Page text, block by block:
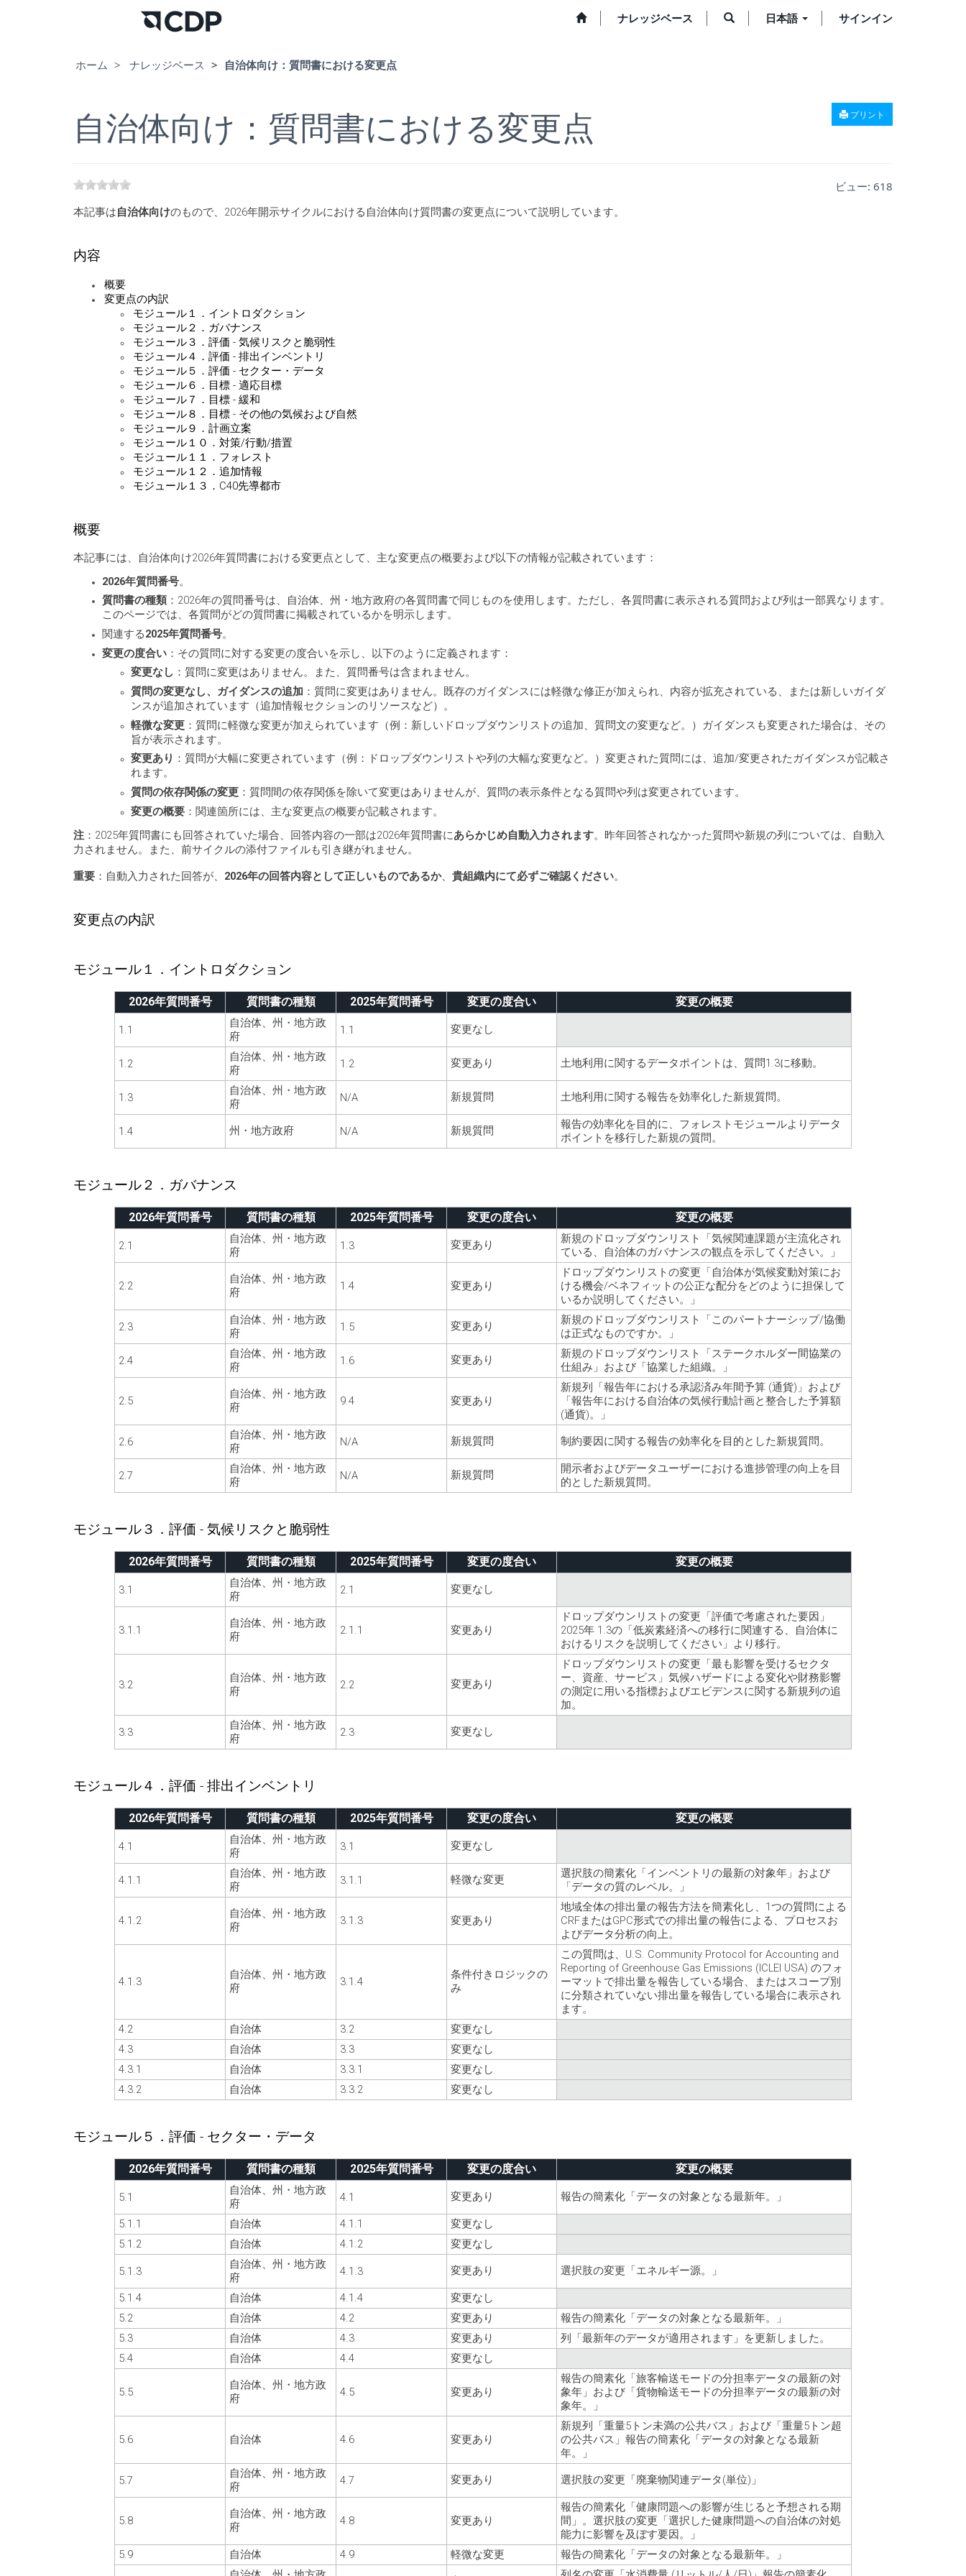
ナレッジベース 日本語 サインイン
ホーム ナレッジベース 自治体向け：質問書における変更点
プリント
自治体向け：質問書における変更点
ビュー: 618
本記事は自治体向けのもので、2026年開示サイクルにおける自治体向け質問書の変更点について説明しています。
内容
概要
変更点の内訳
モジュール１．イントロダクション
モジュール２．ガバナンス
モジュール３．評価 - 気候リスクと脆弱性
モジュール４．評価 - 排出インベントリ
モジュール５．評価 - セクター・データ
モジュール６．目標 - 適応目標
モジュール７．目標 - 緩和
モジュール８．目標 - その他の気候および自然
モジュール９．計画立案
モジュール１０．対策/行動/措置
モジュール１１．フォレスト
モジュール１２．追加情報
モジュール１３．C40先導都市
概要
本記事には、自治体向け2026年質問書における変更点として、主な変更点の概要および以下の情報が記載されています：
2026年質問番号。
質問書の種類 ：2026年の質問番号は、自治体、州・地方政府の各質問書で同じものを使用します。ただし、各質問書に表示される質問および列は一部異なります。
このページでは、各質問がどの質問書に掲載されているかを明示します。
関連する2025年質問番号。
変更の度合い ：その質問に対する変更の度合いを示し、以下のように定義されます：
変更なし ：質問に変更はありません。また、質問番号は含まれません。
質問の変更なし、ガイダンスの追加 ：質問に変更はありません。既存のガイダンスには軽微な修正が加えられ、内容が拡充されている、または新しいガイダ
ンスが追加されています（追加情報セクションのリソースなど）。
軽微な変更 ：質問に軽微な変更が加えられています（例：新しいドロップダウンリストの追加、質問文の変更など。）ガイダンスも変更された場合は、その
旨が表示されます。
変更あり ：質問が大幅に変更されています（例：ドロップダウンリストや列の大幅な変更など。）変更された質問には、追加/変更されたガイダンスが記載さ
れます。
質問の依存関係の変更 ：質問間の依存関係を除いて変更はありませんが、質問の表示条件となる質問や列は変更されています。
変更の概要 ：関連箇所には、主な変更点の概要が記載されます。
注 ：2025年質問書にも回答されていた場合、回答内容の一部は2026年質問書にあらかじめ自動入力されます。昨年回答されなかった質問や新規の列については、自動入
力されません。また、前サイクルの添付ファイルも引き継がれません。
重要 ：自動入力された回答が、 2026年の回答内容として正しいものであるか、 貴組織内にて必ずご確認ください。
変更点の内訳
モジュール１．イントロダクション
2026年質問番号 質問書の種類 2025年質問番号 変更の度合い 変更の概要
1.1
自治体、州・地方政
府
1.1 変更なし
1.2
自治体、州・地方政
府
1.2 変更あり 土地利用に関するデータポイントは、質問1.3に移動。
1.3
自治体、州・地方政
府
N/A 新規質問 土地利用に関する報告を効率化した新規質問。
1.4 州・地方政府 N/A 新規質問
報告の効率化を目的に、フォレストモジュールよりデータ
ポイントを移行した新規の質問。
モジュール２．ガバナンス
2026年質問番号 質問書の種類 2025年質問番号 変更の度合い 変更の概要
2.1
自治体、州・地方政
府
1.3 変更あり
新規のドロップダウンリスト「気候関連課題が主流化され
ている、自治体のガバナンスの観点を示してください。」
2.2
自治体、州・地方政
府
1.4 変更あり
ドロップダウンリストの変更「自治体が気候変動対策にお
ける機会/ベネフィットの公正な配分をどのように担保して
いるか説明してください。」
2.3
自治体、州・地方政
府
1.5 変更あり
新規のドロップダウンリスト「このパートナーシップ/協働
は正式なものですか。」
2.4
自治体、州・地方政
府
1.6 変更あり
新規のドロップダウンリスト「ステークホルダー間協業の
仕組み」および「協業した組織。」
2.5
自治体、州・地方政
府
9.4 変更あり
新規列「報告年における承認済み年間予算 (通貨)」および
「報告年における自治体の気候行動計画と整合した予算額
(通貨)。」
2.6
自治体、州・地方政
府
N/A 新規質問 制約要因に関する報告の効率化を目的とした新規質問。
2.7
自治体、州・地方政
府
N/A 新規質問
開示者およびデータユーザーにおける進捗管理の向上を目
的とした新規質問。
モジュール３．評価 - 気候リスクと脆弱性
2026年質問番号 質問書の種類 2025年質問番号 変更の度合い 変更の概要
3.1
自治体、州・地方政
府
2.1 変更なし
3.1.1
自治体、州・地方政
府
2.1.1 変更あり
ドロップダウンリストの変更「評価で考慮された要因」
2025年 1.3の「低炭素経済への移行に関連する、自治体に
おけるリスクを説明してください」より移行。
3.2
自治体、州・地方政
府
2.2 変更あり
ドロップダウンリストの変更「最も影響を受けるセクタ
ー、資産、サービス」気候ハザードによる変化や財務影響
の測定に用いる指標およびエビデンスに関する新規列の追
加。
3.3
自治体、州・地方政
府
2.3 変更なし
モジュール４．評価 - 排出インベントリ
2026年質問番号 質問書の種類 2025年質問番号 変更の度合い 変更の概要
4.1
自治体、州・地方政
府
3.1 変更なし
4.1.1
自治体、州・地方政
府
3.1.1 軽微な変更
選択肢の簡素化「インベントリの最新の対象年」および
「データの質のレベル。」
4.1.2
自治体、州・地方政
府
3.1.3 変更あり
地域全体の排出量の報告方法を簡素化し、1つの質問による
CRFまたはGPC形式での排出量の報告による、プロセスお
よびデータ分析の向上。
4.1.3
自治体、州・地方政
府
3.1.4
条件付きロジックの
み
この質問は、U.S. Community Protocol for Accounting and
Reporting of Greenhouse Gas Emissions (ICLEI USA) のフォ
ーマットで排出量を報告している場合、またはスコープ別
に分類されていない排出量を報告している場合に表示され
ます。
4.2
自治体 3.2
変更なし
4.3
自治体 3.3
変更なし
4.3.1
自治体 3.3.1
変更なし
4.3.2
自治体 3.3.2 変更なし
モジュール５．評価 - セクター・データ
2026年質問番号 質問書の種類 2025年質問番号 変更の度合い 変更の概要
5.1
自治体、州・地方政
府
4.1 変更あり 報告の簡素化「データの対象となる最新年。」
5.1.1 自治体 4.1.1
変更なし
5.1.2
自治体 4.1.2 変更なし
5.1.3
自治体、州・地方政
府
4.1.3 変更あり 選択肢の変更「エネルギー源。」
5.1.4 自治体 4.1.4
変更なし
5.2
自治体 4.2 変更あり
報告の簡素化「データの対象となる最新年。」
5.3
自治体 4.3 変更あり
列「最新年のデータが適用されます」を更新しました。
5.4
自治体 4.4 変更なし
5.5
自治体、州・地方政
府
4.5 変更あり
報告の簡素化「旅客輸送モードの分担率データの最新の対
象年」および「貨物輸送モードの分担率データの最新の対
象年。」
5.6 自治体 4.6 変更あり
新規列「重量5トン未満の公共バス」および「重量5トン超
の公共バス」報告の簡素化「データの対象となる最新
年。」
5.7
自治体、州・地方政
府
4.7 変更あり 選択肢の変更「廃棄物関連データ(単位)」
5.8
自治体、州・地方政
府
4.8 変更あり
報告の簡素化「健康問題への影響が生じると予想される期
間」。選択肢の変更「選択した健康問題への自治体の対処
能力に影響を及ぼす要因。」
5.9
自治体 4.9 軽微な変更 報告の簡素化「データの対象となる最新年。」